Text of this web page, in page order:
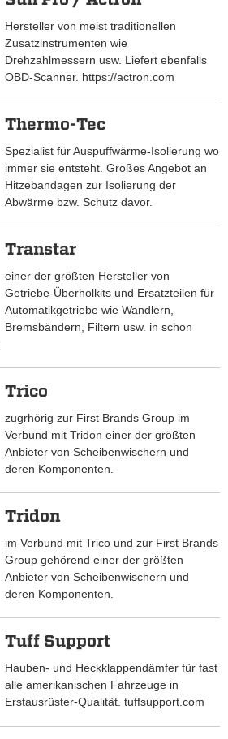
Hersteller von meist traditionellen
Zusatzinstrumenten wie
Drehzahlmessern usw. Liefert ebenfalls
OBD-Scanner. https://actron.com
Thermo-Tec
Spezialist für Auspuffwärme-Isolierung wo
immer sie entsteht. Großes Angebot an
Hitzebandagen zur Isolierung der
Abwärme bzw. Schutz davor.
Transtar
einer der größten Hersteller von
Getriebe-Überholkits und Ersatzteilen für
Automatikgetriebe wie Wandlern,
Bremsbändern, Filtern usw. in schon
Trico
zugrhörig zur First Brands Group im
Verbund mit Tridon einer der größten
Anbieter von Scheibenwischern und
deren Komponenten.
Tridon
im Verbund mit Trico und zur First Brands
Group gehörend einer der größten
Anbieter von Scheibenwischern und
deren Komponenten.
Tuff Support
Hauben- und Heckklappendämfer für fast
alle amerikanischen Fahrzeuge in
Erstausrüster-Qualität. tuffsupport.com